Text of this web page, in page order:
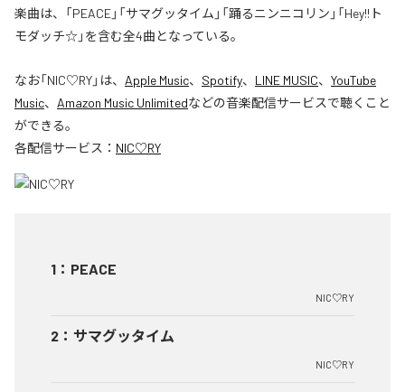
楽曲は、「PEACE」「サマグッタイム」「踊るニンニコリン」「Hey!!ト
モダッチ☆」を含む全4曲となっている。
なお「NIC♡RY」は、 Apple Music、 Spotify、 LINE MUSIC、 YouTube
Music、 Amazon Music Unlimitedなどの音楽配信サービスで聴くこと
ができる。
各配信サービス： NIC♡RY
1 ： PEACE
NIC♡RY
2 ： サマグッタイム
NIC♡RY